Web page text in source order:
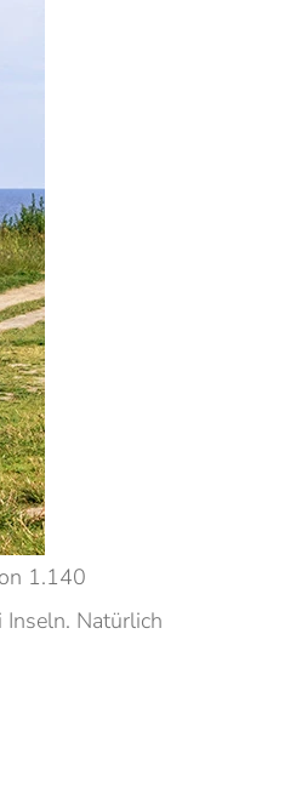
1.140
Natürlich